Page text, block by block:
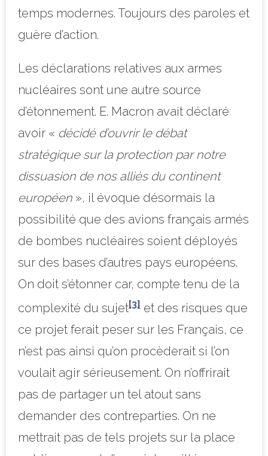
temps modernes. Toujours des paroles et
guère d’action.
Les déclarations relatives aux armes
nucléaires sont une autre source
d’étonnement. E. Macron avait déclaré
avoir « décidé d’ouvrir le débat
stratégique sur la protection par notre
dissuasion de nos alliés du continent
européen », il évoque désormais la
possibilité que des avions français armés
de bombes nucléaires soient déployés
sur des bases d’autres pays européens.
On doit s’étonner car, compte tenu de la
complexité du sujet[3] et des risques que
ce projet ferait peser sur les Français, ce
n’est pas ainsi qu’on procèderait si l’on
voulait agir sérieusement. On n’offrirait
pas de partager un tel atout sans
demander des contreparties. On ne
mettrait pas de tels projets sur la place